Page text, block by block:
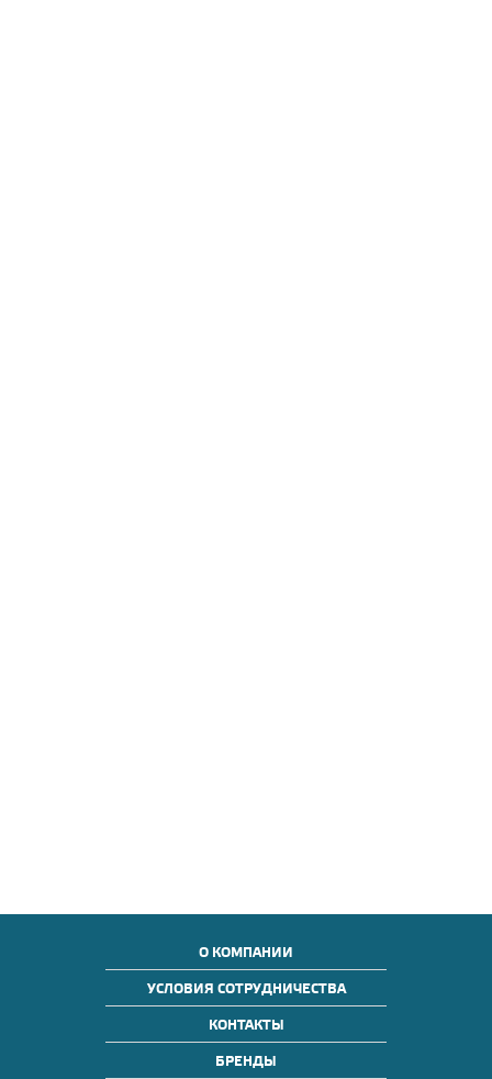
О КОМПАНИИ
УСЛОВИЯ СОТРУДНИЧЕСТВА
КОНТАКТЫ
БРЕНДЫ